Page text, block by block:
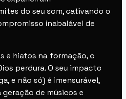
do seu som, cativando o
inabalável de
e hiatos na formação, o
perdura. O seu impacto
e não só) é imensurável,
de músicos e